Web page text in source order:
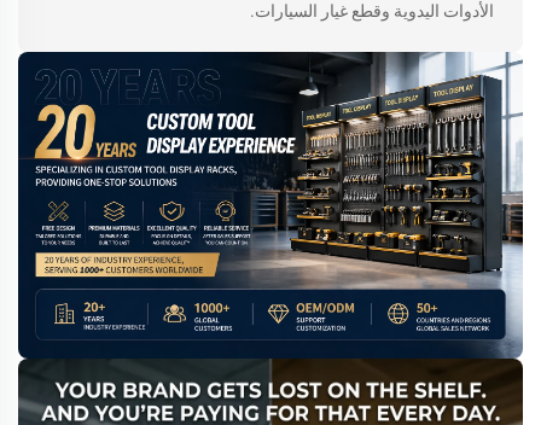
الأدوات اليدوية وقطع غيار السيارات.